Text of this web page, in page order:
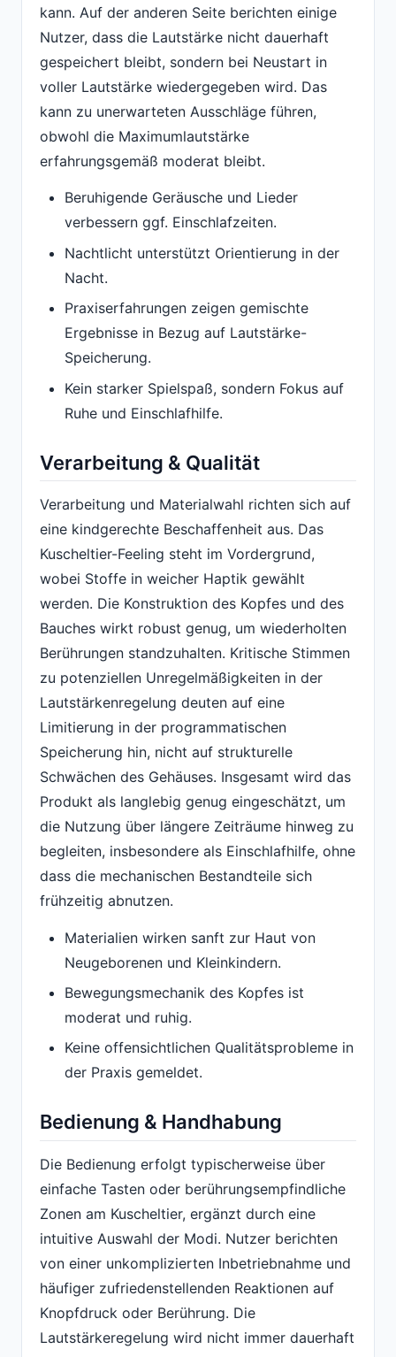
kann. Auf der anderen Seite berichten einige
Nutzer, dass die Lautstärke nicht dauerhaft
gespeichert bleibt, sondern bei Neustart in
voller Lautstärke wiedergegeben wird. Das
kann zu unerwarteten Ausschläge führen,
obwohl die Maximumlautstärke
erfahrungsgemäß moderat bleibt.
Beruhigende Geräusche und Lieder
verbessern ggf. Einschlafzeiten.
Nachtlicht unterstützt Orientierung in der
Nacht.
Praxiserfahrungen zeigen gemischte
Ergebnisse in Bezug auf Lautstärke-
Speicherung.
Kein starker Spielspaß, sondern Fokus auf
Ruhe und Einschlafhilfe.
Verarbeitung & Qualität
Verarbeitung und Materialwahl richten sich auf
eine kindgerechte Beschaffenheit aus. Das
Kuscheltier-Feeling steht im Vordergrund,
wobei Stoffe in weicher Haptik gewählt
werden. Die Konstruktion des Kopfes und des
Bauches wirkt robust genug, um wiederholten
Berührungen standzuhalten. Kritische Stimmen
zu potenziellen Unregelmäßigkeiten in der
Lautstärkenregelung deuten auf eine
Limitierung in der programmatischen
Speicherung hin, nicht auf strukturelle
Schwächen des Gehäuses. Insgesamt wird das
Produkt als langlebig genug eingeschätzt, um
die Nutzung über längere Zeiträume hinweg zu
begleiten, insbesondere als Einschlafhilfe, ohne
dass die mechanischen Bestandteile sich
frühzeitig abnutzen.
Materialien wirken sanft zur Haut von
Neugeborenen und Kleinkindern.
Bewegungsmechanik des Kopfes ist
moderat und ruhig.
Keine offensichtlichen Qualitätsprobleme in
der Praxis gemeldet.
Bedienung & Handhabung
Die Bedienung erfolgt typischerweise über
einfache Tasten oder berührungsempfindliche
Zonen am Kuscheltier, ergänzt durch eine
intuitive Auswahl der Modi. Nutzer berichten
von einer unkomplizierten Inbetriebnahme und
häufiger zufriedenstellenden Reaktionen auf
Knopfdruck oder Berührung. Die
Lautstärkeregelung wird nicht immer dauerhaft